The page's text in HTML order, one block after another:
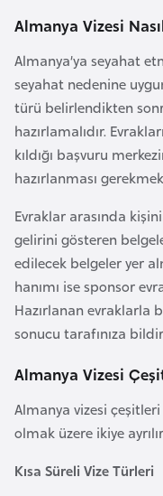
Almanya Vizesi
Almanya’ya seyahat
seyahat nedenine
türü belirlendikten
hazırlamalıdır.
kıldığı başvuru
hazırlanması
Evraklar arasında
gelirini gösteren
edilecek belgeler yer
hanımı ise sponsor
Hazırlanan evraklarla
sonucu tarafınıza
Almanya Vizesi
Almanya vizesi
olmak üzere ikiye
Kısa Süreli Vize Türleri
y
c
a
n
B
a
r
e
a
a